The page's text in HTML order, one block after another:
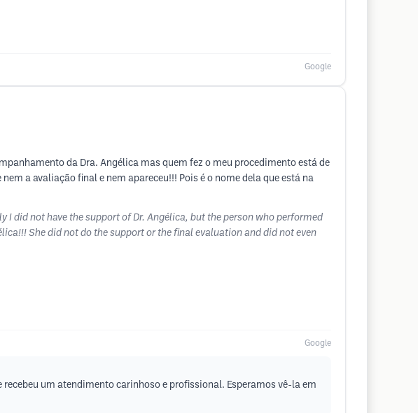
Google
da Dra. Angélica mas quem fez o meu procedimento está de
a avaliação final e nem apareceu!!! Pois é o nome dela que está na
did not have the support of Dr. Angélica, but the person who performed
She did not do the support or the final evaluation and did not even
Google
um atendimento carinhoso e profissional. Esperamos vê-la em